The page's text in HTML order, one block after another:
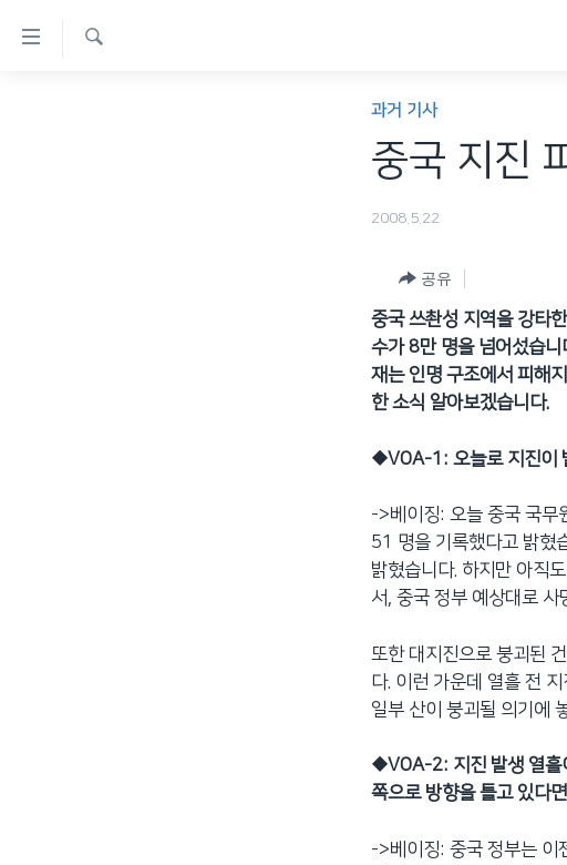
결
과거 기사
중국 지진
2008.5.22
공유
중국 쓰촨성 지역을 강타
수가 8만 명을 넘어섰습니
재는 인명 구조에서 피해
한 소식 알아보겠습니다.
◆VOA-1: 오늘로 지진이
->베이징: 오늘 중국 국무
51 명을 기록했다고 밝혔
밝혔습니다. 하지만 아직
서, 중국 정부 예상대로
또한 대지진으로 붕괴된
다. 이런 가운데 열흘 전
일부 산이 붕괴될 의기에
◆VOA-2: 지진 발생 열
쪽으로 방향을 틀고 있다
->베이징: 중국 정부는 이